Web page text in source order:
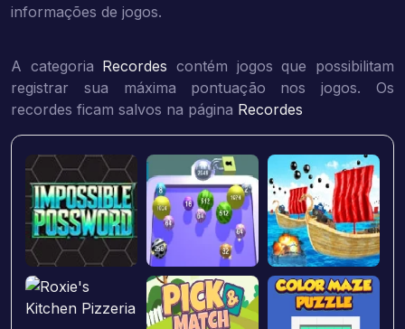
informações de jogos.
A categoria Recordes contém jogos que possibilitam
registrar sua máxima pontuação nos jogos. Os
recordes ficam salvos na página Recordes